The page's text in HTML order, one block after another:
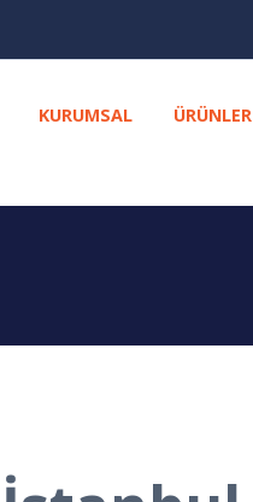
KURUMSAL ÜRÜNLER